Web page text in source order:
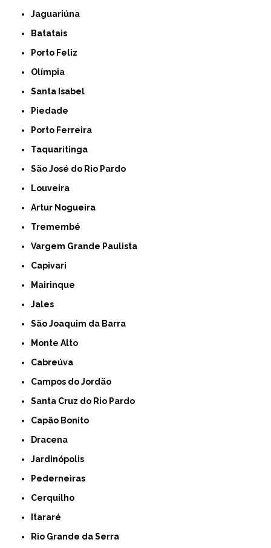
Jaguariúna
Batatais
Porto Feliz
Olímpia
Santa Isabel
Piedade
Porto Ferreira
Taquaritinga
São José do Rio Pardo
Louveira
Artur Nogueira
Tremembé
Vargem Grande Paulista
Capivari
Mairinque
Jales
São Joaquim da Barra
Monte Alto
Cabreúva
Campos do Jordão
Santa Cruz do Rio Pardo
Capão Bonito
Dracena
Jardinópolis
Pederneiras
Cerquilho
Itararé
Rio Grande da Serra